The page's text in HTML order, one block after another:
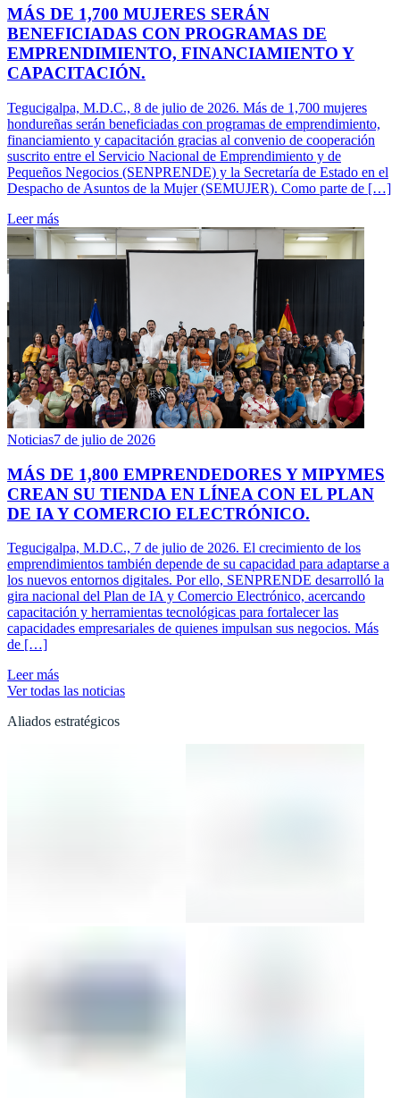
MÁS DE 1,700 MUJERES SERÁN
BENEFICIADAS CON PROGRAMAS DE
EMPRENDIMIENTO, FINANCIAMIENTO Y
CAPACITACIÓN.
Tegucigalpa, M.D.C., 8 de julio de 2026. Más de 1,700 mujeres
hondureñas serán beneficiadas con programas de emprendimiento,
financiamiento y capacitación gracias al convenio de cooperación
suscrito entre el Servicio Nacional de Emprendimiento y de
Pequeños Negocios (SENPRENDE) y la Secretaría de Estado en el
Despacho de Asuntos de la Mujer (SEMUJER). Como parte de […]
Leer más
Noticias7 de julio de 2026
MÁS DE 1,800 EMPRENDEDORES Y MIPYMES
CREAN SU TIENDA EN LÍNEA CON EL PLAN
DE IA Y COMERCIO ELECTRÓNICO.
Tegucigalpa, M.D.C., 7 de julio de 2026. El crecimiento de los
emprendimientos también depende de su capacidad para adaptarse a
los nuevos entornos digitales. Por ello, SENPRENDE desarrolló la
gira nacional del Plan de IA y Comercio Electrónico, acercando
capacitación y herramientas tecnológicas para fortalecer las
capacidades empresariales de quienes impulsan sus negocios. Más
de […]
Leer más
Ver todas las noticias
Aliados estratégicos